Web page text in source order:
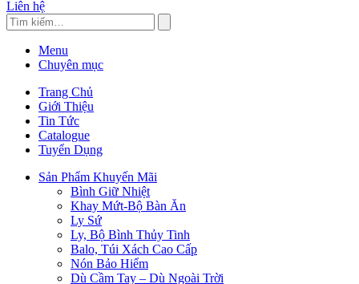
Liên hệ
Menu
Chuyên mục
Trang Chủ
Giới Thiệu
Tin Tức
Catalogue
Tuyển Dụng
Sản Phẩm Khuyến Mãi
Bình Giữ Nhiệt
Khay Mứt-Bộ Bàn Ăn
Ly Sứ
Ly, Bộ Bình Thủy Tinh
Balo, Túi Xách Cao Cấp
Nón Bảo Hiểm
Dù Cầm Tay – Dù Ngoài Trời